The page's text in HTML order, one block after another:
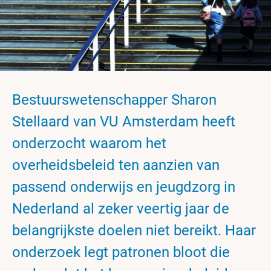
Bestuurswetenschapper Sharon
Stellaard van VU Amsterdam heeft
onderzocht waarom het
overheidsbeleid ten aanzien van
passend onderwijs en jeugdzorg in
Nederland al zeker veertig jaar de
belangrijkste doelen niet bereikt. Haar
onderzoek legt patronen bloot die